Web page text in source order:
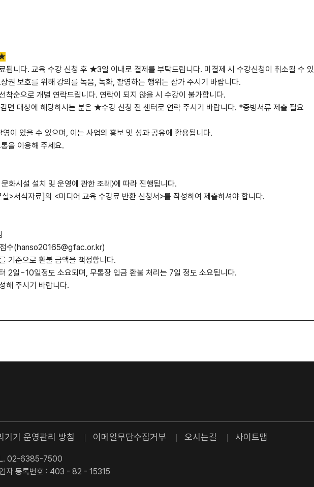
됩니다. 교육 수강 신청 후 ★3일 이내로 결제를 부탁드립니다. 미결제 시 수강신청이 취소될 수
권 보호를 위해 강의를 녹음, 녹화, 촬영하는 행위는 삼가 주시기 바랍니다.
착순으로 개별 연락드립니다. 연락이 되지 않을 시 수강이 불가합니다.
면 대상에 해당하시는 분은 ★수강 신청 전 센터로 연락 주시기 바랍니다. *증빙서류 제출 필요
이 있을 수 있으며, 이는 사업의 홍보 및 성과 공유에 활용됩니다.
을 이용해 주세요.
화시설 설치 및 운영에 관한 조례〉에 따라 진행됩니다.
>서식자료]의 <미디어 교육 수강료 반환 신청서>를 작성하여 제출하셔야 합니다.
접수(hanso20165@gfac.or.kr)
기준으로 환불 금액을 책정합니다.
2일~10일정도 소요되며, 무통장 입금 환불 처리는 7일 정도 소요됩니다.
해 주시기 바랍니다.
기기 운영관리 방침 이메일무단수집거부 오시는길 사이트맵
02-6385-7500
자 등록번호 : 403 - 82 - 15315